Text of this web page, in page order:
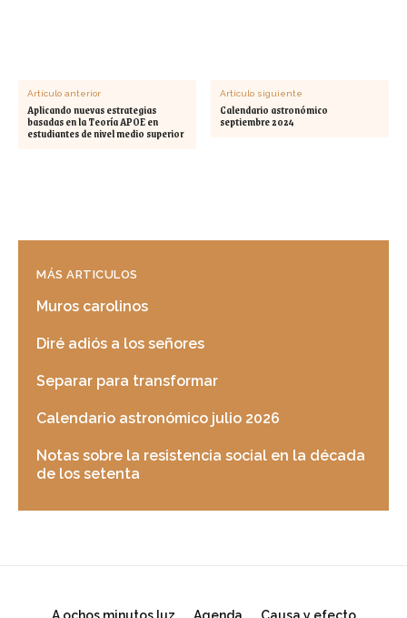
Artículo anterior
Aplicando nuevas estrategias
basadas en la Teoría APOE en
estudiantes de nivel medio superior
Artículo siguiente
Calendario astronómico
septiembre 2024
MÁS ARTICULOS
Muros carolinos
Diré adiós a los señores
Separar para transformar
Calendario astronómico julio 2026
Notas sobre la resistencia social en la década
de los setenta